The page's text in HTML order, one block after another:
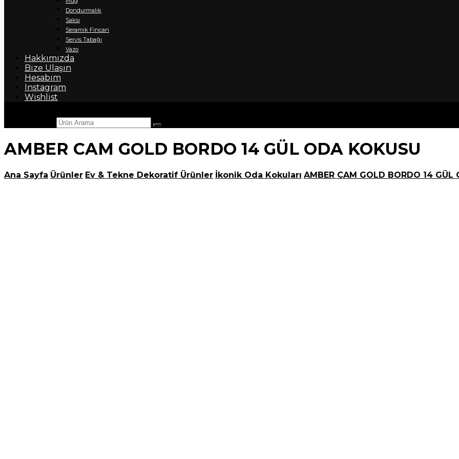
Dondurmalık
Saksı
Seramik Fincan
Servis Tabağı
Vazo
Hakkımızda
Bize Ulaşın
Hesabım
Instagram
Wishlist
AMBER CAM GOLD BORDO 14 GÜL ODA KOKUSU
Ana Sayfa Ürünler Ev & Tekne Dekoratif Ürünler İkonik Oda Kokuları AMBER CAM GOLD BORDO 14 GÜL